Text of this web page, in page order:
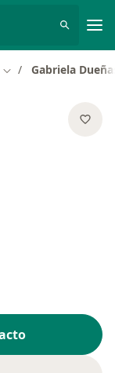
Cambiar de ciudad
Gabriela